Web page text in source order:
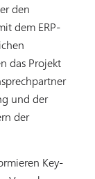
den
dem ERP-
das Projekt
und der
der
Key-